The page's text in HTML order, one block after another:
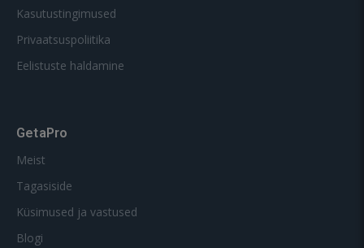
Kasutustingimused
Privaatsuspoliitika
Eelistuste haldamine
GetaPro
Meist
Tagasiside
Küsimused ja vastused
Blogi